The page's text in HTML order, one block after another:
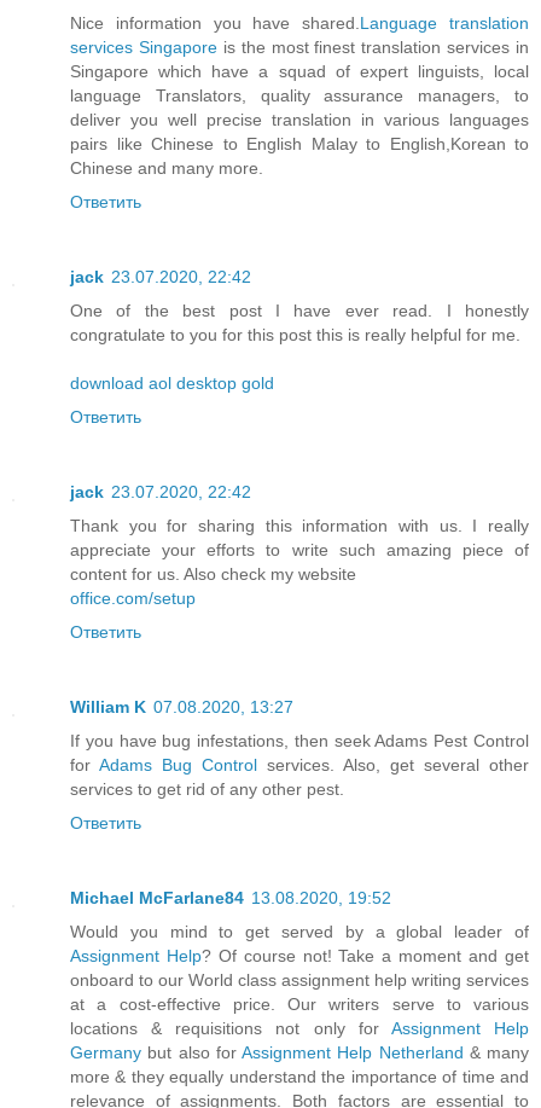
Nice information you have shared. Language translation
services Singaporeis the most finest translation services in
Singapore which have a squad of expert linguists, local
language Translators, quality assurance managers, to
deliver you well precise translation in various languages
pairs like Chinese to English Malay to English,Korean to
Chinese and many more.
Ответить
jack 23.07.2020, 22:42
One of the best post I have ever read. I honestly
congratulate to you for this post this is really helpful for me.
download aol desktop gold
Ответить
jack 23.07.2020, 22:42
Thank you for sharing this information with us. I really
appreciate your efforts to write such amazing piece of
content for us. Also check my website
office.com/setup
Ответить
William K 07.08.2020, 13:27
If you have bug infestations, then seek Adams Pest Control
for Adams Bug Control services. Also, get several other
services to get rid of any other pest.
Ответить
Michael McFarlane84 13.08.2020, 19:52
Would you mind to get served by a global leader of
Assignment Help? Of course not! Take a moment and get
onboard to our World class assignment help writing services
at a cost-effective price. Our writers serve to various
locations & requisitions not only for Assignment Help
Germany but also for Assignment Help Netherland & many
more & they equally understand the importance of time and
relevance of assignments. Both factors are essential to